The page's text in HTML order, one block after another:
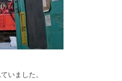
いました。